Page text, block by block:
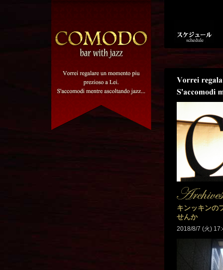
キンッキンの
せんか
2018/8/7 (火)